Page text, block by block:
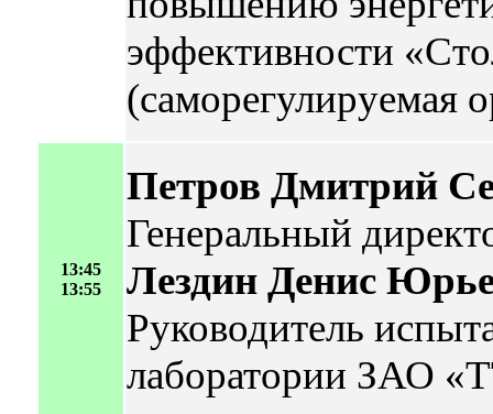
эффективности
(саморегулируемая
13:45
13:55
Петров Дмитрий
Генеральный
Лездин Денис
Руководитель
лаборатории ЗАО